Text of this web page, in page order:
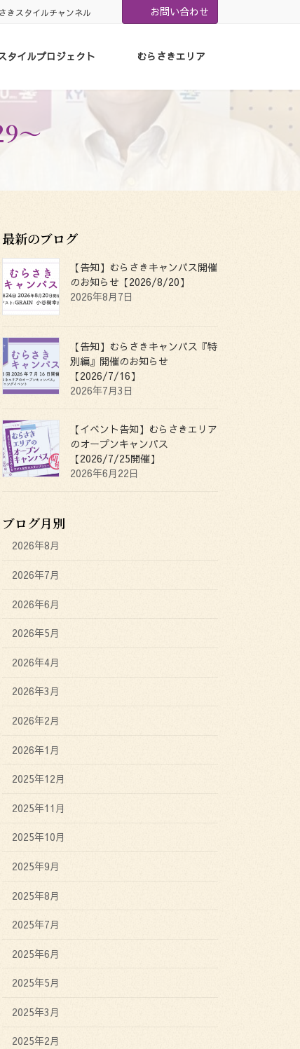
きスタイルチャンネル お問い合わせ
タイルプロジェクト むらさきエリア
〜
最新のブログ
【告知】むらさきキャンパス開催
のお知らせ【2026/8/20】
2026年8月7日
【告知】むらさきキャンパス『特
別編』開催のお知らせ
【2026/7/16】
2026年7月3日
【イベント告知】むらさきエリア
のオープンキャンパス
【2026/7/25開催】
2026年6月22日
ブログ月別
2026年8月
2026年7月
2026年6月
2026年5月
2026年4月
2026年3月
2026年2月
2026年1月
2025年12月
2025年11月
2025年10月
2025年9月
2025年8月
2025年7月
2025年6月
2025年5月
2025年3月
2025年2月